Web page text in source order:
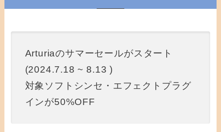
Arturiaのサマーセールがスタート
(2024.7.18 ~ 8.13 )
対象ソフトシンセ・エフェクトプラグ
インが50%OFF